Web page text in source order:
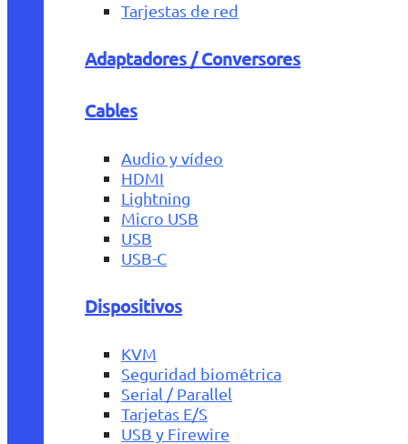
Tarjestas de red
Adaptadores / Conversores
Cables
Audio y vídeo
HDMI
Lightning
Micro USB
USB
USB-C
Dispositivos
KVM
Seguridad biométrica
Serial / Parallel
Tarjetas E/S
USB y Firewire